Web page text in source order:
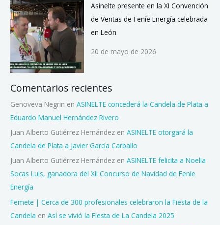
Asinelte presente en la XI Convención
de Ventas de Feníe Energía celebrada
en León
20 de mayo de 2026
Comentarios recientes
Genoveva Negrin enASINELTE concederá la Candela de Plata a
Eduardo Manuel Hernández Rivero
Juan Alberto Gutiérrez Hernández enASINELTE otorgará la
Candela de Plata a Javier García Carballo
Juan Alberto Gutiérrez Hernández enASINELTE felicita a Noelia
Socas Luis, ganadora del XII Concurso de Navidad de Feníe
Energía
Femete | Cerca de 300 profesionales celebraron la Fiesta de la
Candela enAsí se vivió la Fiesta de La Candela 2025